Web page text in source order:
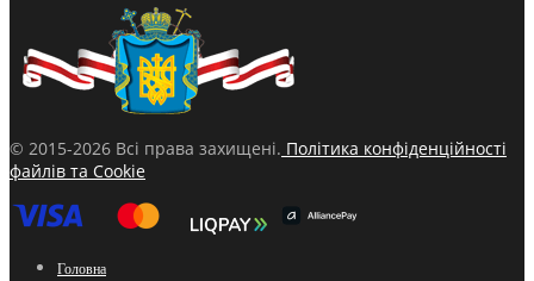
© 2015-2026 Всі права захищені. Політика конфіденційності
файлів та Cookie
Головна